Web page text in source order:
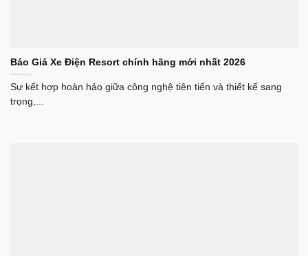
Báo Giá Xe Điện Resort chính hãng mới nhất 2026
Sự kết hợp hoàn hảo giữa công nghệ tiên tiến và thiết kế sang
trọng,...